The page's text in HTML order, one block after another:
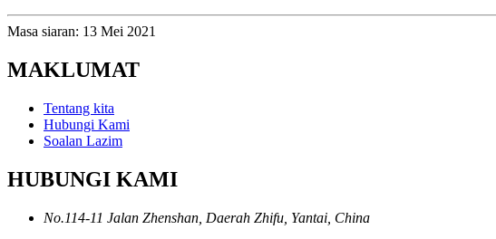
Masa siaran: 13 Mei 2021
MAKLUMAT
Tentang kita
Hubungi Kami
Soalan Lazim
HUBUNGI KAMI
No.114-11 Jalan Zhenshan, Daerah Zhifu, Yantai, China